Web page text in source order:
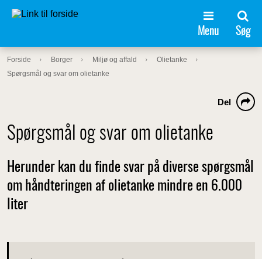
Menu Søg
Forside Borger Miljø og affald
Olietanke
Spørgsmål og svar om olietanke
Spørgsmål og svar om olietanke
Del
Herunder kan du finde svar på diverse spørgsmål
om håndteringen af olietanke mindre en 6.000
liter